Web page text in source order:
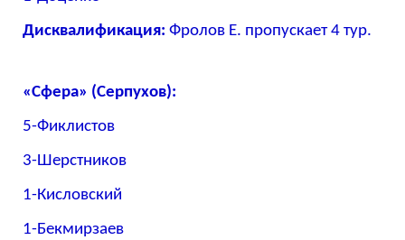
Дисквалификация: Фролов Е. пропускает 4 тур.
«Сфера» (Серпухов):
5-Фиклистов
3-Шерстников
1-Кисловский
1-Бекмирзаев